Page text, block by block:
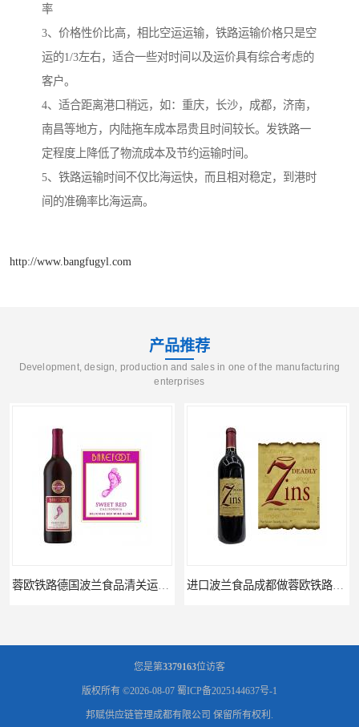
率
3、价格性价比高，相比空运运输，铁路运输价格只是空
运的1/3左右，适合一些对时间以及运价具有综合考虑的
客户。
4、适合距离港口稍远，如：重庆，长沙，成都，济南，
南昌等地方，内陆拖车成本昂贵且时间较长。发铁路一
定程度上降低了物流成本及节约运输时间。
5、铁路运输时间不仅比海运快，而且相对稳定，到港时
间的准确率比海运高。
http://www.bangfugyl.com
产品推荐
Development, design, production and sales in one of the manufacturing
enterprises
您是第3379163位访客
版权所有 ©2026-08-07 蜀ICP备2025144637号-1
邦赋供应链管理成都有限公司 保留所有权利.